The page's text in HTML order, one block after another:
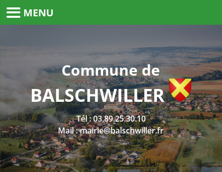
Commune de
BALSCHWILLER
Tél :03.89.25.30.10
Mail :mairie@balschwiller.fr
MENU